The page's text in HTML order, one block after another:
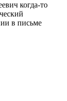
когда-то
в письме